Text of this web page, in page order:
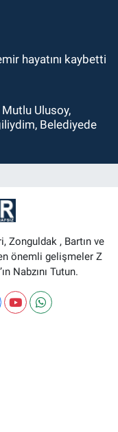
hayatını kaybetti
Ulusoy,
Belediyede
Zonguldak , Bartın ve
önemli gelişmeler Z
Nabzını Tutun.